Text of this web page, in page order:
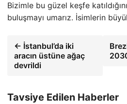
Bizimle bu güzel keşfe
buluşmayı umarız. İsimlerin
← İstanbul’da iki
aracın üstüne ağaç
devrildi
Tavsiye Edilen Haberler